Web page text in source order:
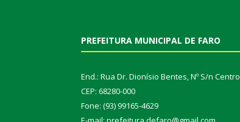
PREFEITURA MUNICIPAL DE FARO
End.: Rua Dr. Dionísio Bentes, Nº S/n Centro
CEP: 68280-000
Fone: (93) 99165-4629